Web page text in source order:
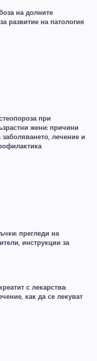
на долните
развитие на патология
при
жени: причини
заболяването, лечение и
прегледи на
инструкции за
с лекарства:
как да се лекуват